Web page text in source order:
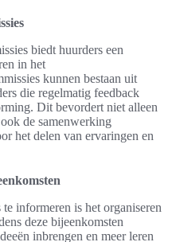
biedt huurders een
in het
kunnen bestaan uit
die regelmatig feedback
Dit bevordert niet alleen
de samenwerking
het delen van ervaringen en
informeren is het organiseren
deze bijeenkomsten
inbrengen en meer leren